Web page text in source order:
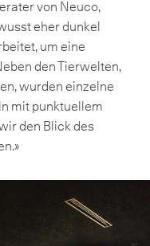
von Neuco,
eher dunkel
um eine
den Tierwelten,
wurden einzelne
mit punktuellem
den Blick des